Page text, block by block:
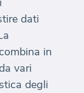
dati
in
vari
degli